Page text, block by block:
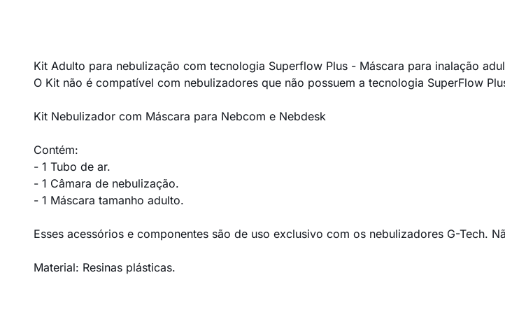
Kit Adulto para nebulização com tecnologia Superflow Plus - Máscara para inalação
O Kit não é compatível com nebulizadores que não possuem a tecnologia SuperFlow
Kit Nebulizador com Máscara para Nebcom e Nebdesk
Contém:
- 1 Tubo de ar.
- 1 Câmara de nebulização.
- 1 Máscara tamanho adulto.
Esses acessórios e componentes são de uso exclusivo com os nebulizadores G-Tech.
Material: Resinas plásticas.